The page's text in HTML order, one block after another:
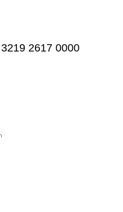
2617 0000